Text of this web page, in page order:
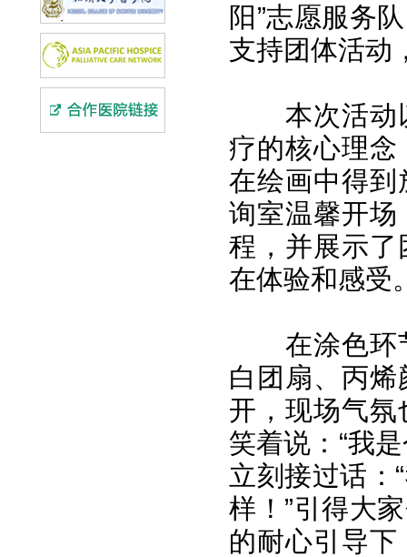
阳”志愿服务
支持团体活动
本次活动
疗的核心理
在绘画中得
询室温馨开
程，并展示
在体验和感受
在涂色环
白团扇、丙
开，现场气
笑着说：“我
立刻接过话：
样！”引得大
的耐心引导